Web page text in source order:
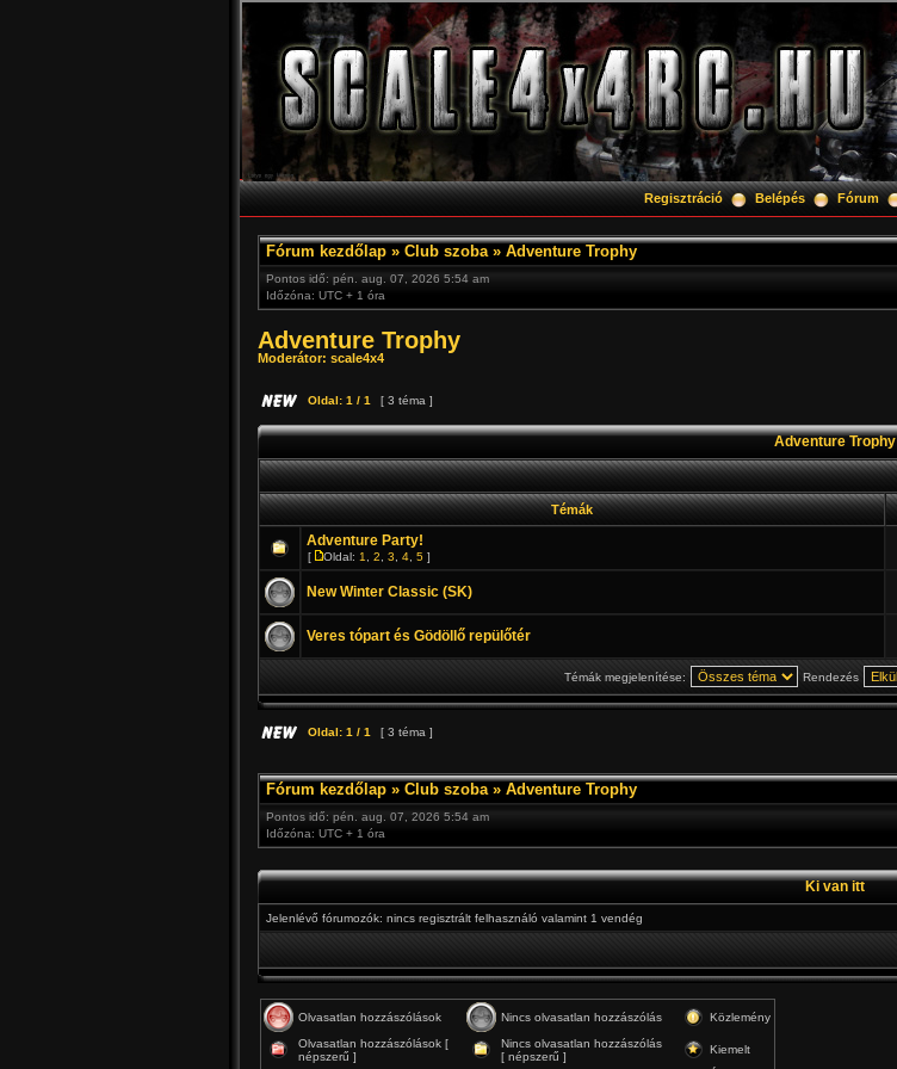
Regisztráció Belépés Fórum
Fórum kezdőlap » Club szoba» Adventure Trophy
Pontos idő: pén. aug. 07, 2026 5:54 am
Időzóna: UTC + 1 óra
Adventure Trophy
Moderátor: scale4x4
Oldal: 1 / 1 [ 3 téma ]
Adventure Trophy
Témák
Adventure Party!
[ Oldal: 1 2 3 4 5 ]
New Winter Classic (SK)
Veres tópart és Gödöllő repülőtér
Témák megjelenítése: Rendezés
Oldal: 1 / 1 [ 3 téma ]
Fórum kezdőlap » Club szoba» Adventure Trophy
Pontos idő: pén. aug. 07, 2026 5:54 am
Időzóna: UTC + 1 óra
Ki van itt
Jelenlévő fórumozók: nincs regisztrált felhasználó valamint 1 vendég
Olvasatlan hozzászólások Nincs olvasatlan hozzászólás
Közlemény
Olvasatlan hozzászólások [
népszerű ]
Nincs olvasatlan hozzászólás
[ népszerű ]
Kiemelt